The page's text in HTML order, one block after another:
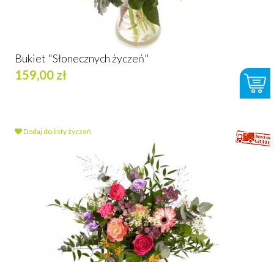
Bukiet "Słonecznych życzeń"
159,00 zł
Dodaj do listy życzeń